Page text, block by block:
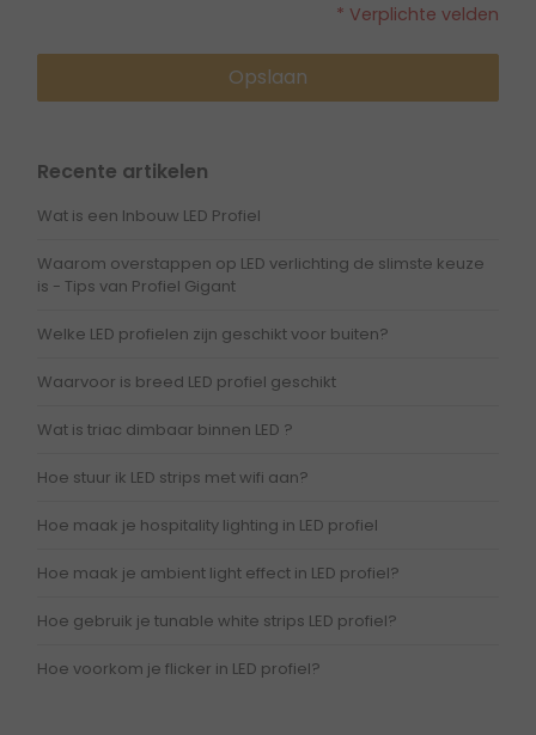
* Verplichte velden
Opslaan
Recente artikelen
Wat is een Inbouw LED Profiel
Waarom overstappen op LED verlichting de slimste keuze
is - Tips van Profiel Gigant
Welke LED profielen zijn geschikt voor buiten?
Waarvoor is breed LED profiel geschikt
Wat is triac dimbaar binnen LED ?
Hoe stuur ik LED strips met wifi aan?
Hoe maak je hospitality lighting in LED profiel
Hoe maak je ambient light effect in LED profiel?
Hoe gebruik je tunable white strips LED profiel?
Hoe voorkom je flicker in LED profiel?